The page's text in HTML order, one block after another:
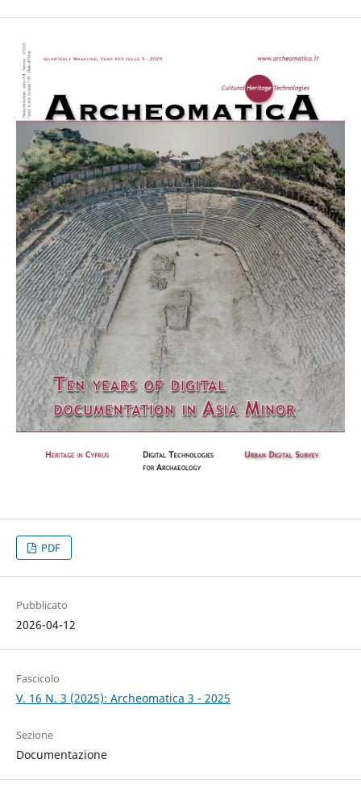
PDF
Pubblicato
2026-04-12
Fascicolo
V. 16 N. 3 (2025): Archeomatica 3 - 2025
Sezione
Documentazione